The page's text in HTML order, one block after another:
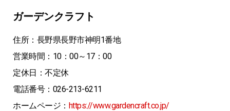
ガーデンクラフト
住所：長野県長野市神明1番地
営業時間：10：00～17：00
定休日：不定休
電話番号：026-213-6211
ホームページ： https://www.gardencraft.co.jp/